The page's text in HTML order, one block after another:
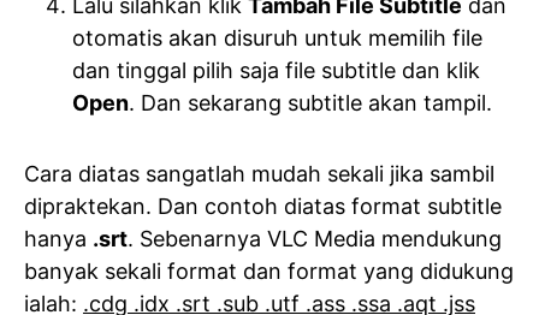
Lalu silahkan klik Tambah File Subtitle dan
otomatis akan disuruh untuk memilih file
dan tinggal pilih saja file subtitle dan klik
Open. Dan sekarang subtitle akan tampil.
Cara diatas sangatlah mudah sekali jika sambil
dipraktekan. Dan contoh diatas format subtitle
hanya .srt. Sebenarnya VLC Media mendukung
banyak sekali format dan format yang didukung
ialah: .cdg .idx .srt .sub .utf .ass .ssa .aqt .jss